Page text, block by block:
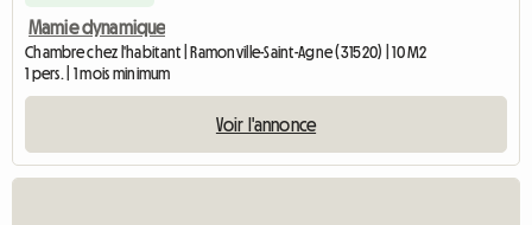
Mamie dynamique
Chambre chez l'habitant | Ramonville-Saint-Agne (31520) | 10 M2
1 pers. | 1 mois minimum
Voir l'annonce